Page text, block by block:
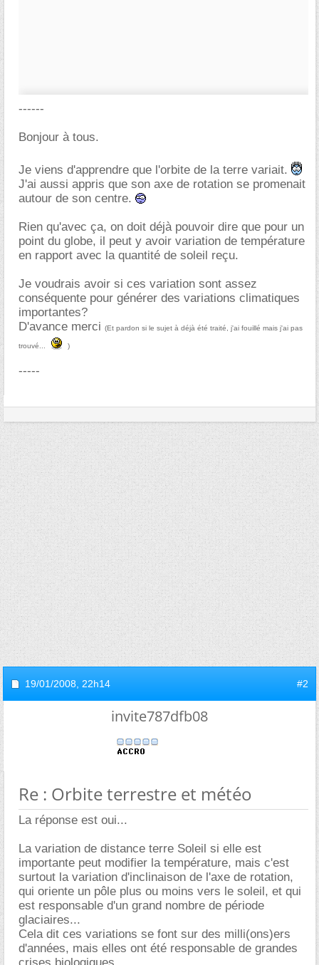
------
Bonjour à tous.
Je viens d'apprendre que l'orbite de la terre variait.
J'ai aussi appris que son axe de rotation se promenait
autour de son centre.
Rien qu'avec ça, on doit déjà pouvoir dire que pour un
point du globe, il peut y avoir variation de température
en rapport avec la quantité de soleil reçu.
Je voudrais avoir si ces variation sont assez
conséquente pour générer des variations climatiques
importantes?
D'avance merci (Et pardon si le sujet à déjà été traité, j'ai fouillé mais j'ai pas
trouvé... )
-----
19/01/2008, 22h14 #2
invite787dfb08
Re : Orbite terrestre et météo
La réponse est oui...
La variation de distance terre Soleil si elle est
importante peut modifier la température, mais c'est
surtout la variation d'inclinaison de l'axe de rotation,
qui oriente un pôle plus ou moins vers le soleil, et qui
est responsable d'un grand nombre de période
glaciaires...
Cela dit ces variations se font sur des milli(ons)ers
d'années, mais elles ont été responsable de grandes